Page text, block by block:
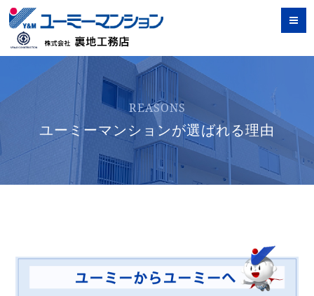
REASONS
ユーミーマンションが選ばれる理由